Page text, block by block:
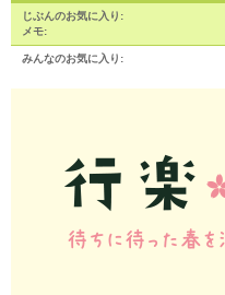
じぶんのお気に入り:
メモ:
みんなのお気に入り: